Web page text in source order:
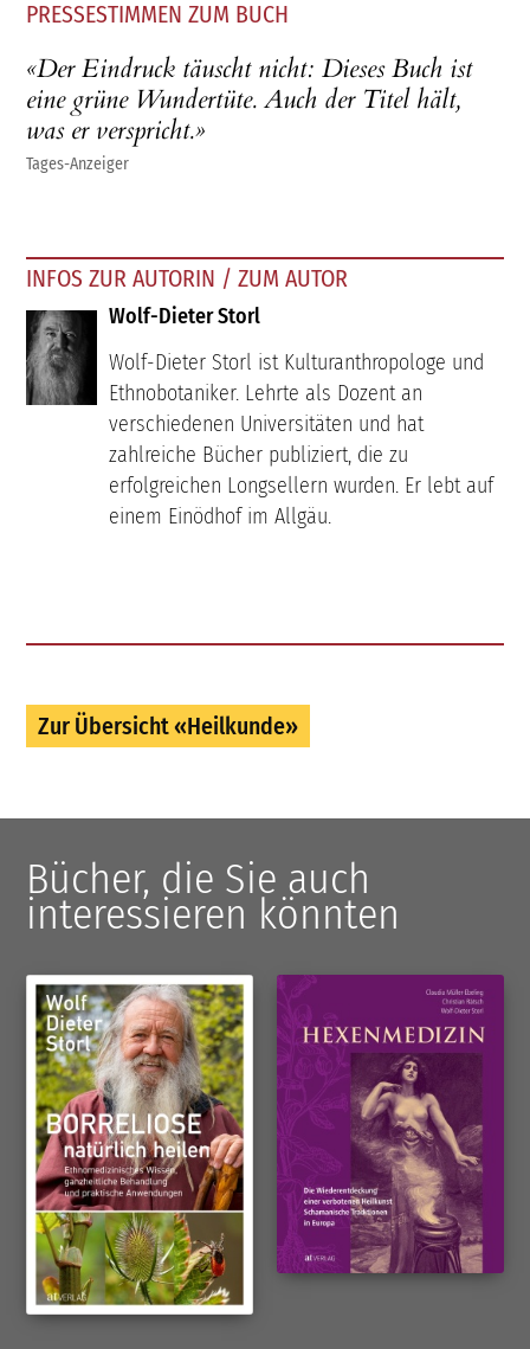
PRESSESTIMMEN ZUM BUCH
«Der Eindruck täuscht nicht: Dieses Buch ist
eine grüne Wundertüte. Auch der Titel hält,
was er verspricht.»
Tages-Anzeiger
INFOS ZUR AUTORIN / ZUM AUTOR
Wolf-Dieter Storl
Wolf-Dieter Storl ist Kulturanthropologe und
Ethnobotaniker. Lehrte als Dozent an
verschiedenen Universitäten und hat
zahlreiche Bücher publiziert, die zu
erfolgreichen Longsellern wurden. Er lebt auf
einem Einödhof im Allgäu.
Zur Übersicht «Heilkunde»
Bücher, die Sie auch
interessieren könnten